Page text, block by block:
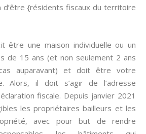
d’être {résidents fiscaux du territoire
être une maison individuelle ou un
de 15 ans (et non seulement 2 ans
auparavant) et doit être votre
Alors, il doit s’agir de l’adresse
fiscale. Depuis janvier 2021
les propriétaires bailleurs et les
avec pour but de rendre